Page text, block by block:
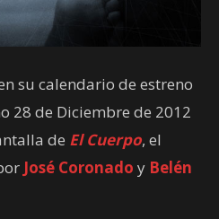
su calendario de estreno
28 de Diciembre de 2012
de El Cuerpo, el
José Coronado y Belén